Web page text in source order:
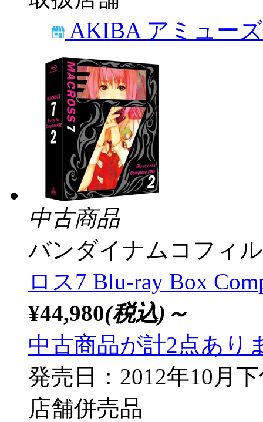
AKIBA アミュー
中古商品
バンダイナムコフィ
ロス7 Blu-ray Box
¥44,980(税込)～
中古商品が計2点あり
発売日：2012年10月
店舗併売品